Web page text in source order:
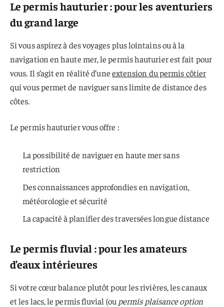
Le permis hauturier : pour les aventuriers
du grand large
Si vous aspirez à des voyages plus lointains ou à la
navigation en haute mer, le permis hauturier est fait pour
vous. Il s’agit en réalité d’uneextension du permis côtier
qui vous permet de naviguer sans limite de distance des
côtes.
Le permis hauturier vous offre :
La possibilité de naviguer en haute mer sans
restriction
Des connaissances approfondies en navigation,
météorologie et sécurité
La capacité à planifier des traversées longue distance
Le permis fluvial : pour les amateurs
d’eaux intérieures
Si votre cœur balance plutôt pour les rivières, les canaux
et les lacs, le permis fluvial (ou permis plaisance option